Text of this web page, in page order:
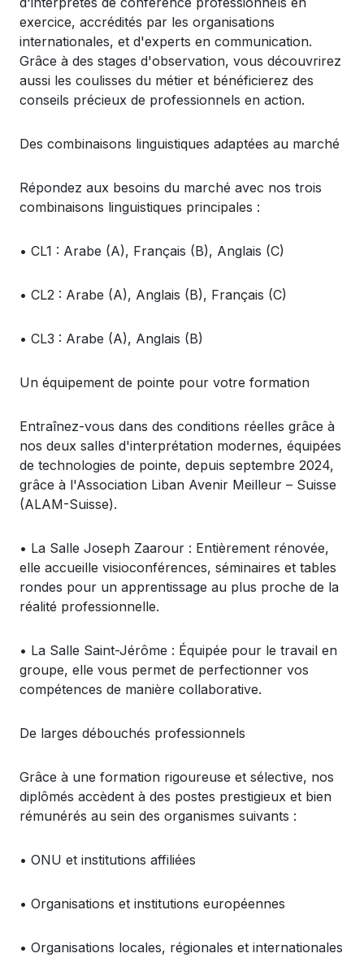
exercice, accrédités par les organisations
internationales, et d'experts en communication.
Grâce à des stages d'observation, vous découvrirez
aussi les coulisses du métier et bénéficierez des
conseils précieux de professionnels en action.
Des combinaisons linguistiques adaptées au marché
Répondez aux besoins du marché avec nos trois
combinaisons linguistiques principales :
• CL1 : Arabe (A), Français (B), Anglais (C)
• CL2 : Arabe (A), Anglais (B), Français (C)
• CL3 : Arabe (A), Anglais (B)
Un équipement de pointe pour votre formation
Entraînez-vous dans des conditions réelles grâce à
nos deux salles d'interprétation modernes, équipées
de technologies de pointe, depuis septembre 2024,
grâce à l'Association Liban Avenir Meilleur – Suisse
(ALAM-Suisse).
• La Salle Joseph Zaarour : Entièrement rénovée,
elle accueille visioconférences, séminaires et tables
rondes pour un apprentissage au plus proche de la
réalité professionnelle.
• La Salle Saint-Jérôme : Équipée pour le travail en
groupe, elle vous permet de perfectionner vos
compétences de manière collaborative.
De larges débouchés professionnels
Grâce à une formation rigoureuse et sélective, nos
diplômés accèdent à des postes prestigieux et bien
rémunérés au sein des organismes suivants :
• ONU et institutions affiliées
• Organisations et institutions européennes
• Organisations locales, régionales et internationales